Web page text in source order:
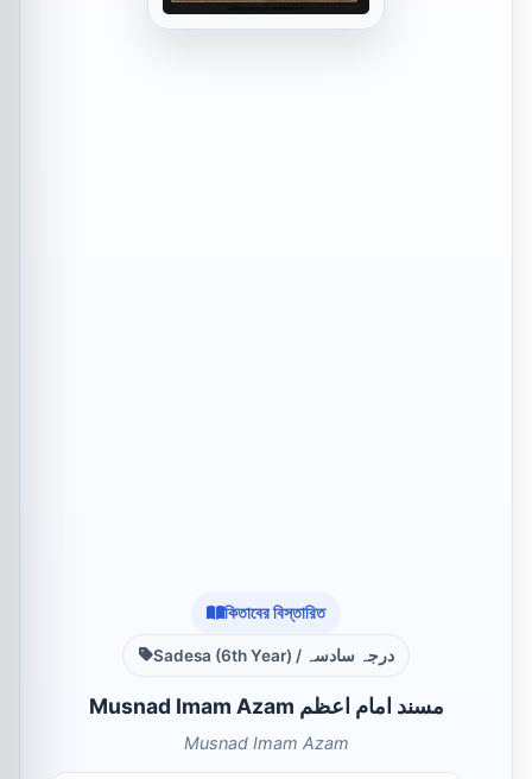
কিতাবের বিস্তারিত
Sadesa (6th Year) / درجہ سادسہ
Musnad Imam Azam مسند امام اعظم
Musnad Imam Azam